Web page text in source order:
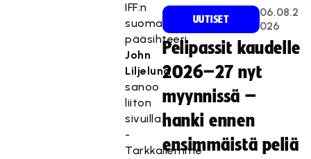
IFF:n
suomalainen
pääsihteeri
John
Liljelund
sanoo
liiton
sivuilla.
-
Tarkkailemme
UUTISET
06.08.2
026
Pelipassit kaudelle
2026–27 nyt
myynnissä –
hanki ennen
ensimmäistä peliä